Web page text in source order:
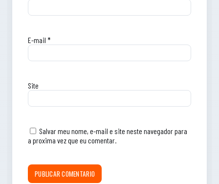
E-mail *
Site
Salvar meu nome, e-mail e site neste navegador para
a proxima vez que eu comentar.